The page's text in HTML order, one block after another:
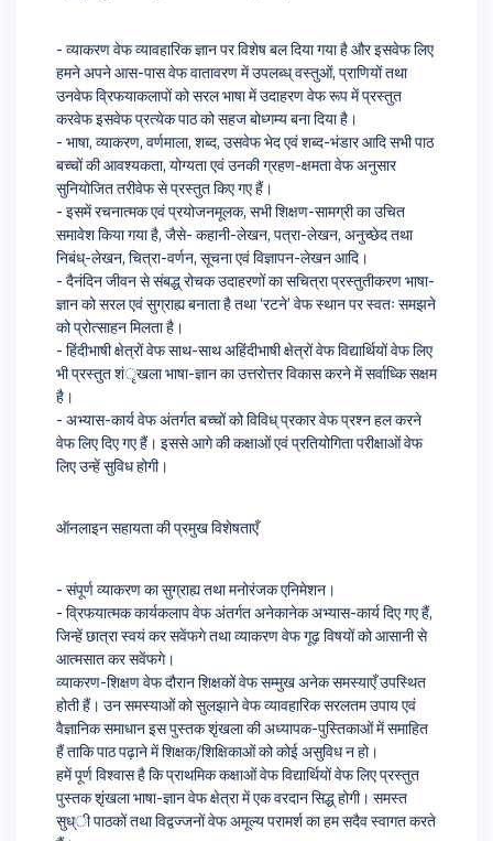
- व्याकरण वेफ व्यावहारिक ज्ञान पर विशेष बल दिया गया है और इसवेफ लिए
हमने अपने आस-पास वेफ वातावरण में उपलब्ध् वस्तुओं, प्राणियों तथा
उनवेफ व्रिफयाकलापों को सरल भाषा में उदाहरण वेफ रूप में प्रस्तुत
करवेफ इसवेफ प्रत्येक पाठ को सहज बोध्गम्य बना दिया है।
- भाषा, व्याकरण, वर्णमाला, शब्द, उसवेफ भेद एवं शब्द-भंडार आदि सभी पाठ
बच्चों की आवश्यकता, योग्यता एवं उनकी ग्रहण-क्षमता वेफ अनुसार
सुनियोजित तरीवेफ से प्रस्तुत किए गए हैं।
- इसमें रचनात्मक एवं प्रयोजनमूलक, सभी शिक्षण-सामग्री का उचित
समावेश किया गया है, जैसे- कहानी-लेखन, पत्रा-लेखन, अनुच्छेद तथा
निबंध्-लेखन, चित्रा-वर्णन, सूचना एवं विज्ञापन-लेखन आदि।
- दैनंदिन जीवन से संबद्ध् रोचक उदाहरणों का सचित्रा प्रस्तुतीकरण भाषा-
ज्ञान को सरल एवं सुग्राह्य बनाता है तथा ‘रटने’ वेफ स्थान पर स्वतः समझने
को प्रोत्साहन मिलता है।
- हिंदीभाषी क्षेत्रों वेफ साथ-साथ अहिंदीभाषी क्षेत्रों वेफ विद्यार्थियों वेफ लिए
भी प्रस्तुत शंृखला भाषा-ज्ञान का उत्तरोत्तर विकास करने में सर्वाध्कि सक्षम
है।
- अभ्यास-कार्य वेफ अंतर्गत बच्चों को विविध् प्रकार वेफ प्रश्न हल करने
वेफ लिए दिए गए हैं। इससे आगे की कक्षाओं एवं प्रतियोगिता परीक्षाओं वेफ
लिए उन्हें सुविध होगी।
ऑनलाइन सहायता की प्रमुख विशेषताएँ
- संपूर्ण व्याकरण का सुग्राह्य तथा मनोरंजक एनिमेशन।
- व्रिफयात्मक कार्यकलाप वेफ अंतर्गत अनेकानेक अभ्यास-कार्य दिए गए हैं,
जिन्हें छात्रा स्वयं कर सवेंफगे तथा व्याकरण वेफ गूढ़ विषयों को आसानी से
आत्मसात कर सवेंफगे।
व्याकरण-शिक्षण वेफ दौरान शिक्षकों वेफ सम्मुख अनेक समस्याएँ उपस्थित
होती हैं। उन समस्याओं को सुलझाने वेफ व्यावहारिक सरलतम उपाय एवं
वैज्ञानिक समाधान इस पुस्तक शृंखला की अध्यापक-पुस्तिकाओं में समाहित
हैं ताकि पाठ पढ़ाने में शिक्षक/शिक्षिकाओं को कोई असुविध न हो।
हमें पूर्ण विश्वास है कि प्राथमिक कक्षाओं वेफ विद्यार्थियों वेफ लिए प्रस्तुत
पुस्तक शृंखला भाषा-ज्ञान वेफ क्षेत्रा में एक वरदान सिद्ध् होगी। समस्त
सुध्ी पाठकों तथा विद्वज्जनों वेफ अमूल्य परामर्श का हम सदैव स्वागत करते